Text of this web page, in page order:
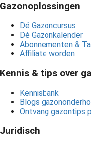
Gazonoplossingen
Dé Gazoncursus
Dé Gazonkalender
Abonnementen &
Affiliate worden
Kennis & tips over
Kennisbank
Blogs
Ontvang gazontips
Juridisch